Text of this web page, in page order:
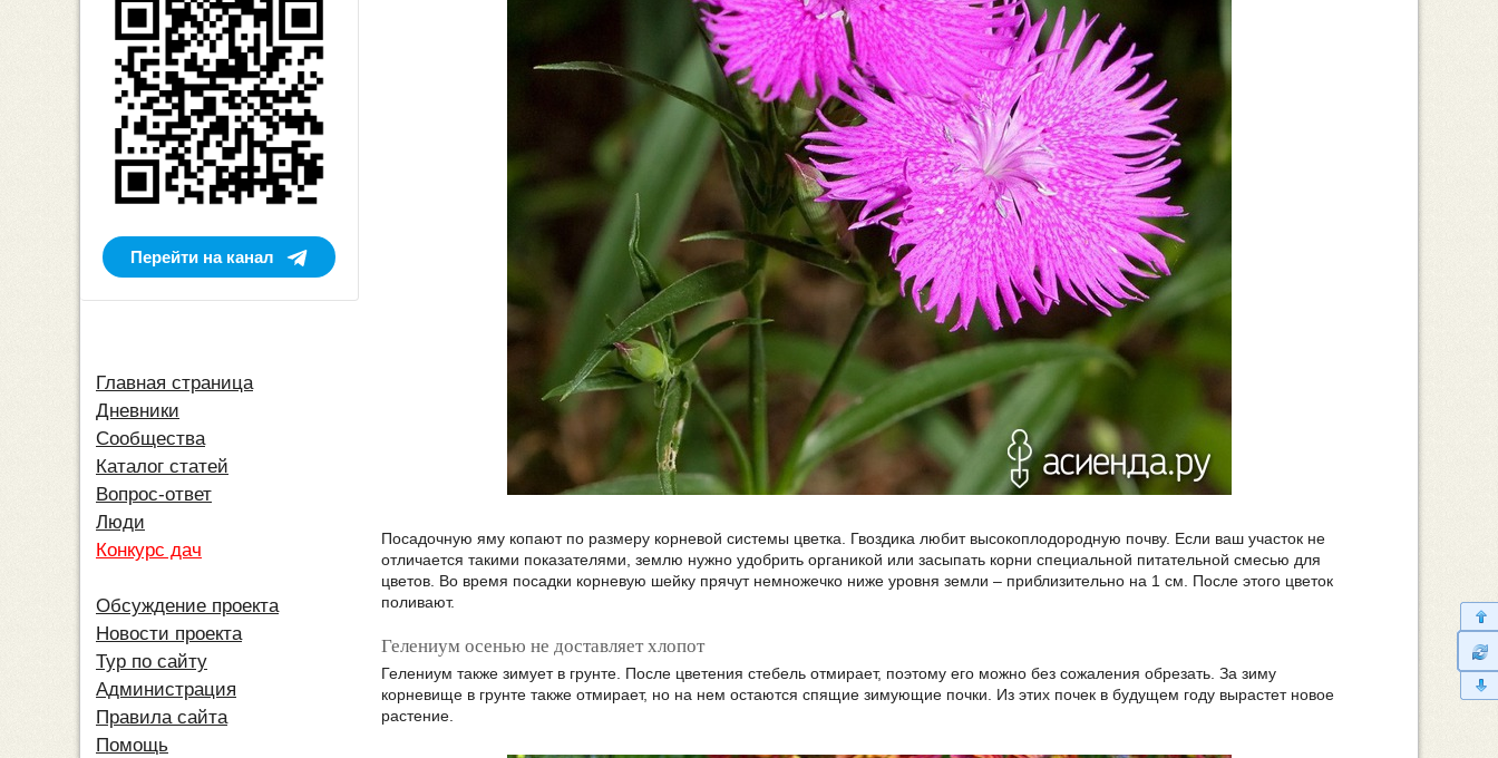
Посадочную яму копают по размеру корневой системы цветка. Гвоздика любит высокоплодородную почву. Если ваш участок не
отличается такими показателями, землю нужно удобрить органикой или засыпать корни специальной питательной смесью для
цветов. Во время посадки корневую шейку прячут немножечко ниже уровня земли – приблизительно на 1 см. После этого цветок
поливают.
Гелениум осенью не доставляет хлопот
Гелениум также зимует в грунте. После цветения стебель отмирает, поэтому его можно без сожаления обрезать. За зиму
корневище в грунте также отмирает, но на нем остаются спящие зимующие почки. Из этих почек в будущем году вырастет новое
растение.
Перейти на канал
Главная страница
Дневники
Сообщества
Каталог статей
Вопрос-ответ
Люди
Конкурс дач
Обсуждение проекта
Новости проекта
Тур по сайту
Администрация
Правила сайта
Помощь